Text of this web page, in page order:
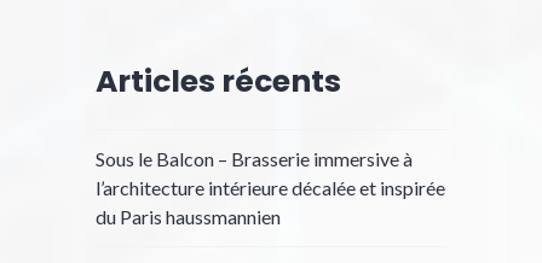
Articles récents
Sous le Balcon – Brasserie immersive à
l’architecture intérieure décalée et inspirée
du Paris haussmannien